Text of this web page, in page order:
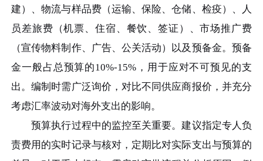
建）、物流与样品费（运输、保险、仓储、检疫）、人
员差旅费（机票、住宿、餐饮、签证）、市场推广费
（宣传物料制作、广告、公关活动）以及预备金。预备
金一般占总预算的10%-15%，用于应对不可预见的支
出。编制时需广泛询价，对比不同供应商报价，并充分
考虑汇率波动对海外支出的影响。
预算执行过程中的监控至关重要。建议指定专人负
责费用的实时记录与核对，定期比对实际支出与预算的